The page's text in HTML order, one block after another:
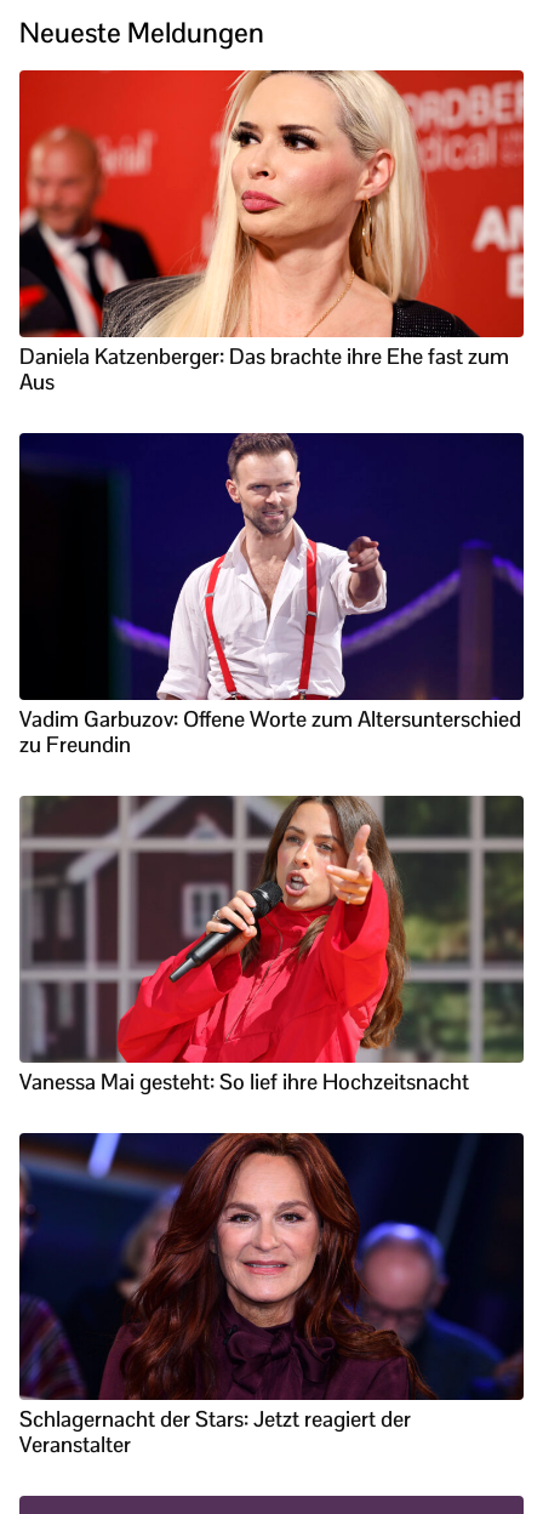
Neueste Meldungen
Daniela Katzenberger: Das brachte ihre Ehe fast zum
Aus
Vadim Garbuzov: Offene Worte zum Altersunterschied
zu Freundin
Vanessa Mai gesteht: So lief ihre Hochzeitsnacht
Schlagernacht der Stars: Jetzt reagiert der
Veranstalter